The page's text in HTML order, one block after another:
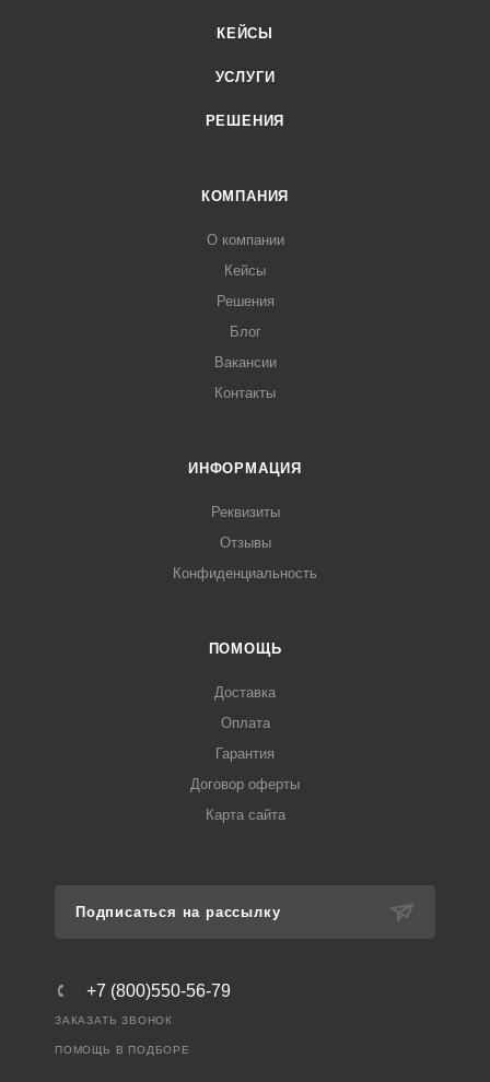
КЕЙСЫ
УСЛУГИ
РЕШЕНИЯ
КОМПАНИЯ
О компании
Кейсы
Решения
Блог
Вакансии
Контакты
ИНФОРМАЦИЯ
Реквизиты
Отзывы
Конфиденциальность
ПОМОЩЬ
Доставка
Оплата
Гарантия
Договор оферты
Карта сайта
Подписаться на рассылку
+7 (800)550-56-79
ЗАКАЗАТЬ ЗВОНОК
ПОМОЩЬ В ПОДБОРЕ